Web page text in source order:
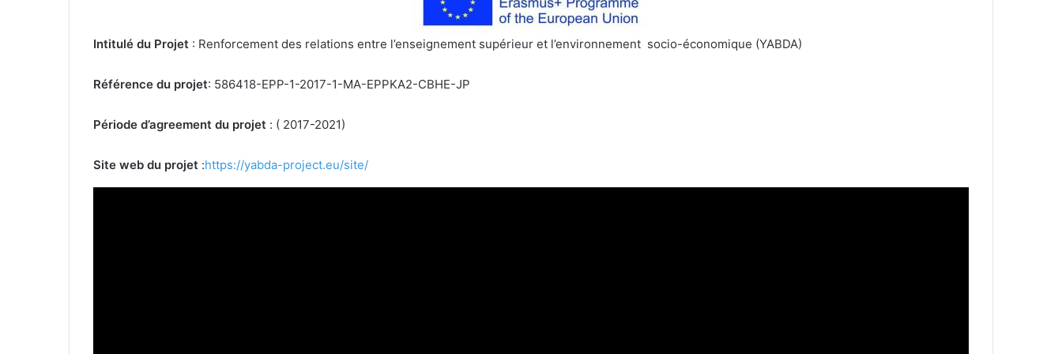
Intitulé du Projet : Renforcement des relations entre l’enseignement supérieur et l’environnement socio-économique (YABDA)
Référence du projet: 586418-EPP-1-2017-1-MA-EPPKA2-CBHE-JP
Période d’agreement du projet : ( 2017-2021)
Site web du projet :https://yabda-project.eu/site/